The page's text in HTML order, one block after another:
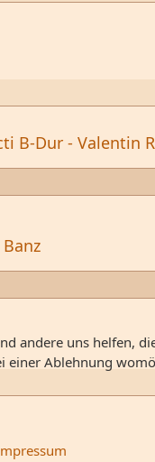
B-Dur - Valentin
andere uns helfen,
einer Ablehnung